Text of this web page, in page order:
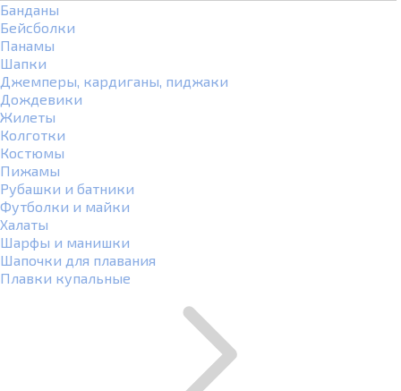
Банданы
Бейсболки
Панамы
Шапки
Джемперы, кардиганы, пиджаки
Дождевики
Жилеты
Колготки
Костюмы
Пижамы
Рубашки и батники
Футболки и майки
Халаты
Шарфы и манишки
Шапочки для плавания
Плавки купальные